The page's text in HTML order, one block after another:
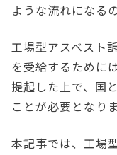
ような流れになる
工場型アスベスト
を受給するために
提起した上で、国
ことが必要となりま
本記事では、工場